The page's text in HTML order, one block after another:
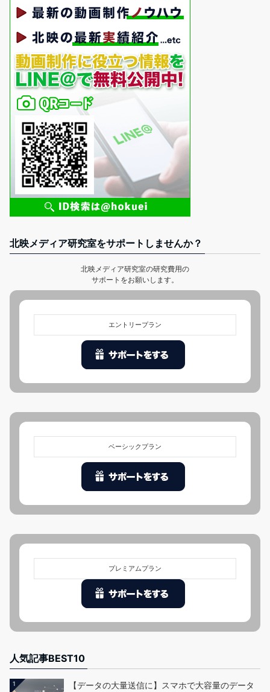
北映メディア研究室をサポートしませんか？
北映メディア研究室の研究費用の
サポートをお願いします。
エントリープラン
ベーシックプラン
プレミアムプラン
人気記事BEST10
1
【データの大量送信に】スマホで大容量のデータ